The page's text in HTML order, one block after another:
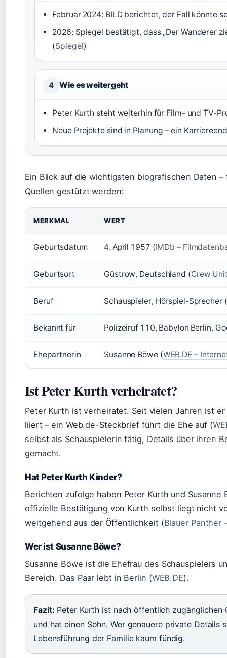
Februar 2024: BILD berichtet, der Fall könnte
2026: Spiegel bestätigt, dass „Der Wanderer
(Spiegel)
4 Wie es weitergeht
Peter Kurth steht weiterhin für Film- und TV-
Neue Projekte sind in Planung – ein
Ein Blick auf die wichtigsten biografischen Daten
Quellen gestützt werden:
MERKMAL WERT
Geburtsdatum 4. April 1957 (IMDb –
Geburtsort Güstrow, Deutschland (Crew
Beruf Schauspieler, Hörspiel-Sprecher
Bekannt für Polizeiruf 110, Babylon Berlin,
Ehepartnerin Susanne Böwe (WEB.DE –
Ist Peter Kurth verheiratet?
Peter Kurth ist verheiratet. Seit vielen Jahren ist
liiert – ein Web.de-Steckbrief führt die Ehe auf (
selbst als Schauspielerin tätig, Details über ihren
gemacht.
Hat Peter Kurth Kinder?
Berichten zufolge haben Peter Kurth und Susanne
offizielle Bestätigung von Kurth selbst liegt nicht
weitgehend aus der Öffentlichkeit (Blauer Panther
Wer ist Susanne Böwe?
Susanne Böwe ist die Ehefrau des Schauspielers
Bereich. Das Paar lebt in Berlin (WEB.DE).
Fazit: Peter Kurth ist nach öffentlich zugänglichen
und hat einen Sohn. Wer genauere private
Lebensführung der Familie kaum fündig.